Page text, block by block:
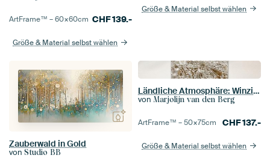
ArtFrame™ –60×60cm CHF139.-
Größe & Material selbst wählen
Größe & Material selbst wählen
Zauberwald in Gold
von Studio BB
Ländliche Atmosphäre: Winzige Wassertröpfchen hängen an einem Löwenzahnflaum
von Marjolijn van den Berg
ArtFrame™ –50×75cm CHF137.-
Größe & Material selbst wählen